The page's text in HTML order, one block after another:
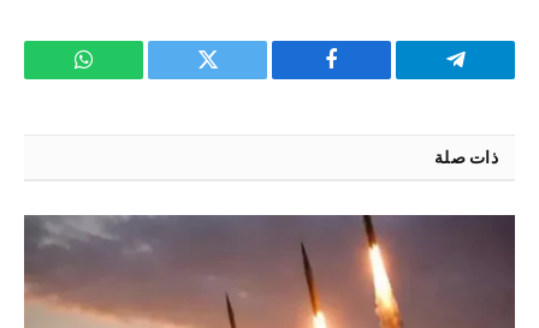
تيلقرام فيسبوك تويتر واتساب
ذات صلة